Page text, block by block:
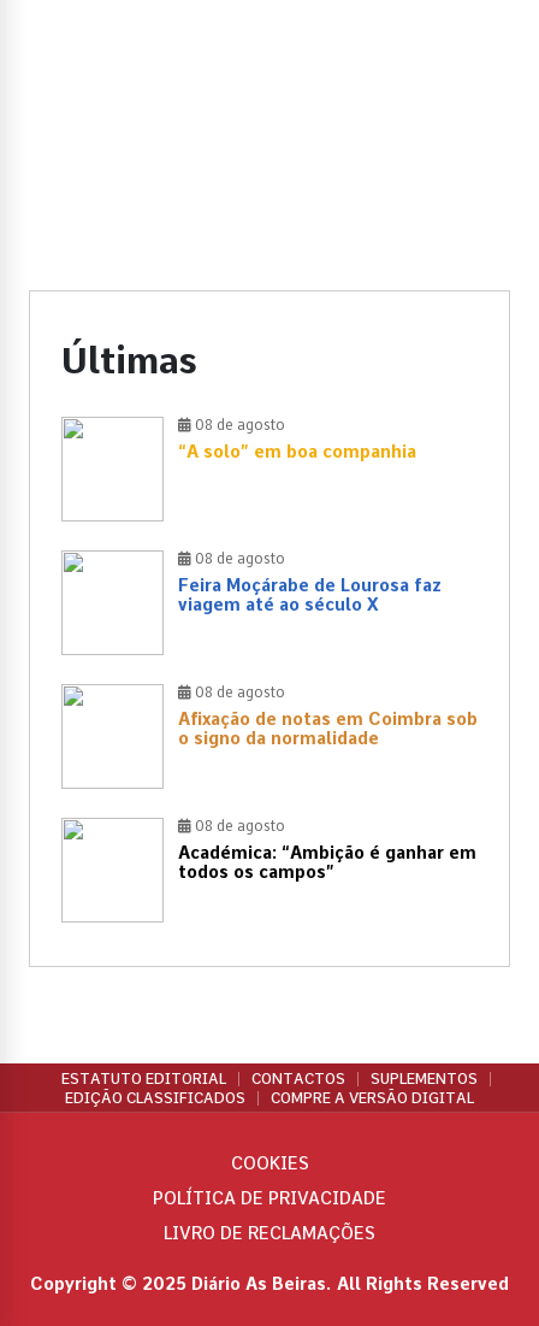
Últimas
08 de agosto
“A solo” em boa companhia
08 de agosto
Feira Moçárabe de Lourosa faz
viagem até ao século X
08 de agosto
Afixação de notas em Coimbra sob
o signo da normalidade
08 de agosto
Académica: “Ambição é ganhar em
todos os campos”
ESTATUTO EDITORIAL CONTACTOS
SUPLEMENTOS
EDIÇÃO CLASSIFICADOS
COMPRE A VERSÃO DIGITAL
Copyright © 2025 Diário As Beiras. All Rights Reserved
COOKIES
POLÍTICA DE PRIVACIDADE
LIVRO DE RECLAMAÇÕES